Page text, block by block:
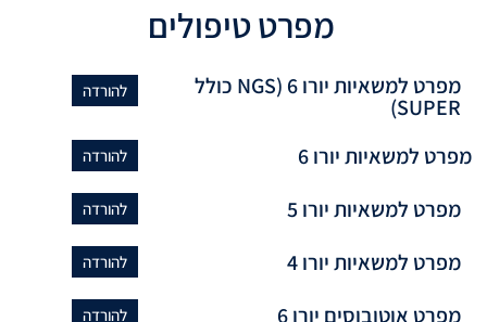
מפרט טיפולים
מפרט למשאיות יורו 6 (NGS כולל
SUPER)
להורדה
מפרט למשאיות יורו 6 להורדה
מפרט למשאיות יורו 5 להורדה
מפרט למשאיות יורו 4 להורדה
מפרט אוטובוסים יורו 6 להורדה